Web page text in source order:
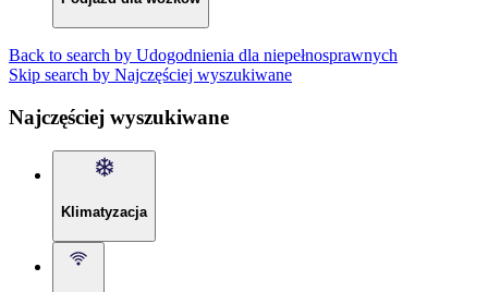
Back to search by Udogodnienia dla niepełnosprawnych
Skip search by Najczęściej wyszukiwane
Najczęściej wyszukiwane
Klimatyzacja